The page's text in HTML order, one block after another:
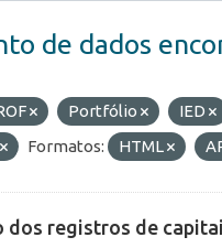
de dados
Portfólio IED
Formatos: HTML
dos registros de